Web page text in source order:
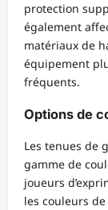
protection
également
matériaux de
équipement
fréquents.
Options de
Les tenues de
gamme de
joueurs
les couleurs